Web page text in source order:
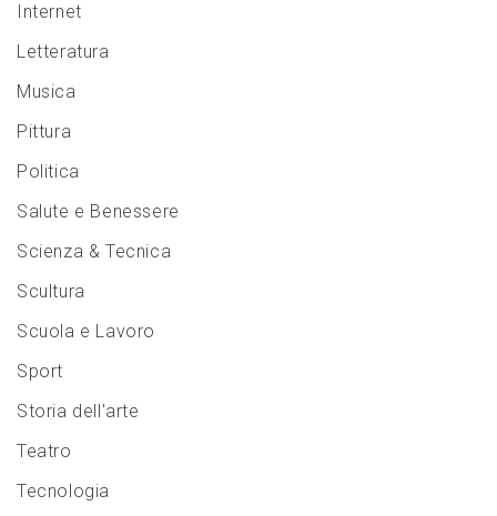
Internet
Letteratura
Musica
Pittura
Politica
Salute e Benessere
Scienza & Tecnica
Scultura
Scuola e Lavoro
Sport
Storia dell'arte
Teatro
Tecnologia